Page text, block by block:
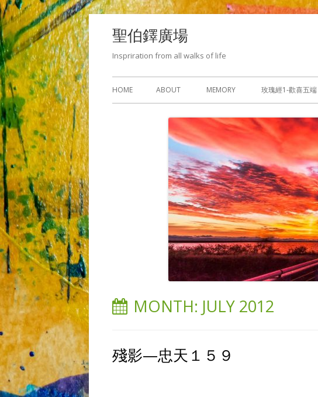
Skip
to
content
聖伯鐸廣場
Inspriration from all walks of life
Primary
HOME ABOUT MEMORY 玫瑰經1-歡喜五端
MONTH: JULY 2012
殘影—忠天１５９
文：